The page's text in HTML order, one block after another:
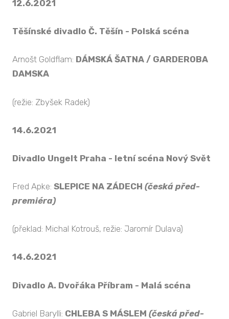
12.6.2021
Těšínské divadlo Č. Těšín - Polská scéna
Arnošt Goldflam: DÁMSKÁ ŠATNA / GARDEROBA
DAMSKA
(režie: Zbyšek Radek)
14.6.2021
Divadlo Ungelt Praha - letní scéna Nový Svět
Fred Apke: SLEPICE NA ZÁDECH (česká před-
premiéra)
(překlad: Michal Kotrouš, režie: Jaromír Dulava)
14.6.2021
Divadlo A. Dvořáka Příbram - Malá scéna
Gabriel Barylli: CHLEBA S MÁSLEM (česká před-